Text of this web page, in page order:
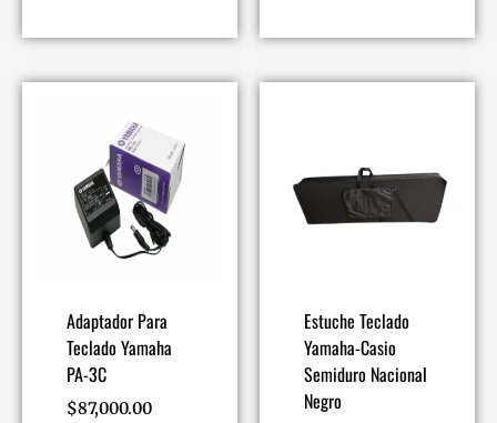
Adaptador Para
Teclado Yamaha
PA-3C
$87,000.00
Estuche Teclado
Yamaha-Casio
Semiduro Nacional
Negro